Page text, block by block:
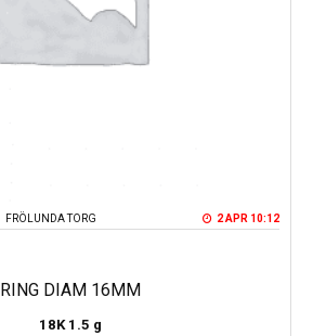
FRÖLUNDA TORG 2 APR 10:12
RING DIAM 16MM
18K 1.5 g